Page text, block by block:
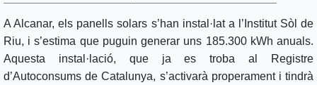
A Alcanar, els panells solars s’han instal·lat a l’Institut Sòl de
Riu, i s’estima que puguin generar uns 185.300 kWh anuals.
Aquesta instal·lació, que ja es troba al Registre
d’Autoconsums de Catalunya, s’activarà properament i tindrà